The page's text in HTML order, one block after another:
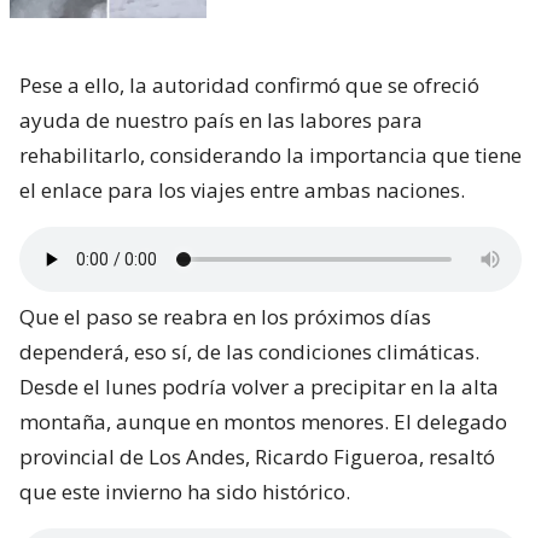
Pese a ello, la autoridad confirmó que se ofreció
ayuda de nuestro país en las labores para
rehabilitarlo, considerando la importancia que tiene
el enlace para los viajes entre ambas naciones.
Que el paso se reabra en los próximos días
dependerá, eso sí, de las condiciones climáticas.
Desde el lunes podría volver a precipitar en la alta
montaña, aunque en montos menores. El delegado
provincial de Los Andes, Ricardo Figueroa, resaltó
que este invierno ha sido histórico.